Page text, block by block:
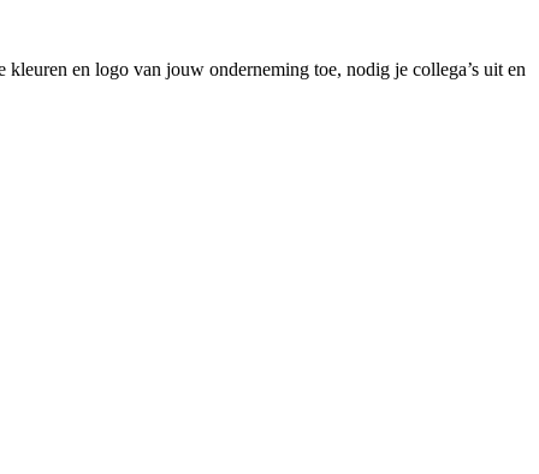
en logo van jouw onderneming toe, nodig je collega’s uit en